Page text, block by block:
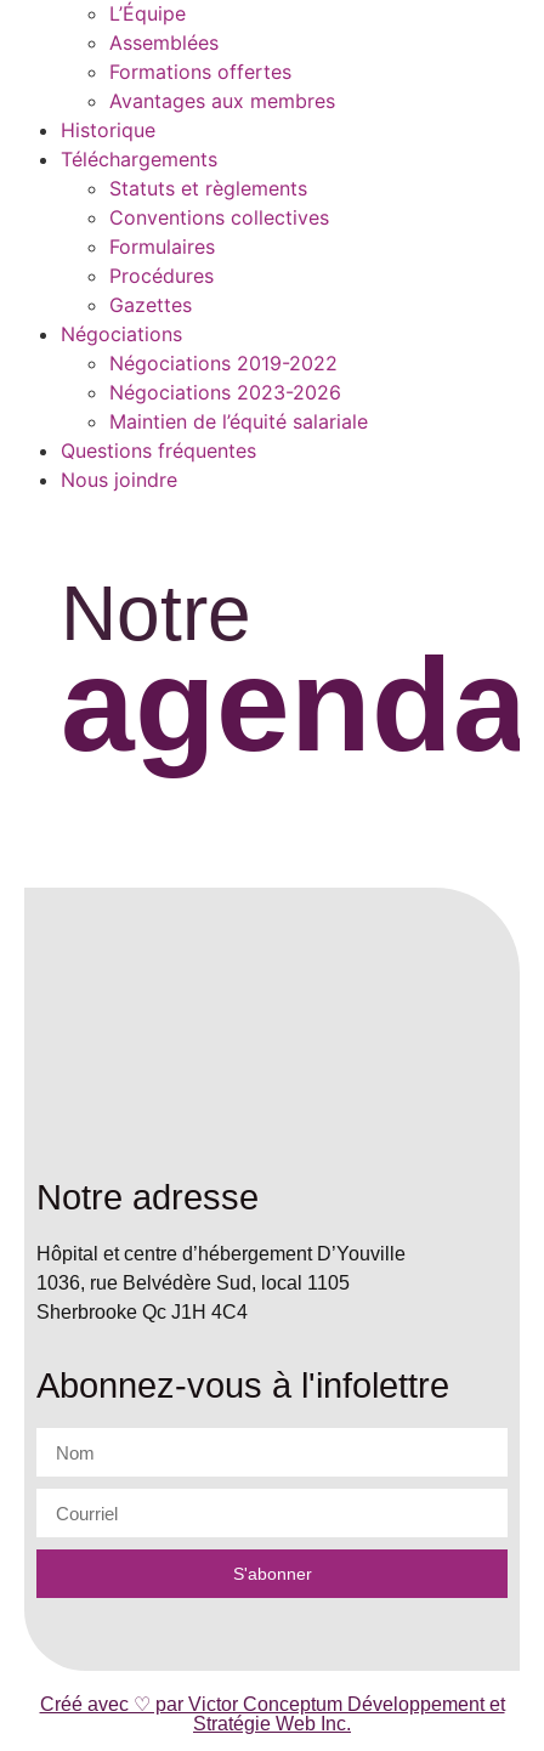
L’Équipe
Assemblées
Formations offertes
Avantages aux membres
Historique
Téléchargements
Statuts et règlements
Conventions collectives
Formulaires
Procédures
Gazettes
Négociations
Négociations 2019-2022
Négociations 2023-2026
Maintien de l’équité salariale
Questions fréquentes
Nous joindre
Notre
agenda
Notre adresse
Hôpital et centre d’hébergement D’Youville
1036, rue Belvédère Sud, local 1105
Sherbrooke Qc J1H 4C4
Abonnez-vous à l'infolettre
S'abonner
Créé avec ♡ par Victor Conceptum Développement et
Stratégie Web Inc.